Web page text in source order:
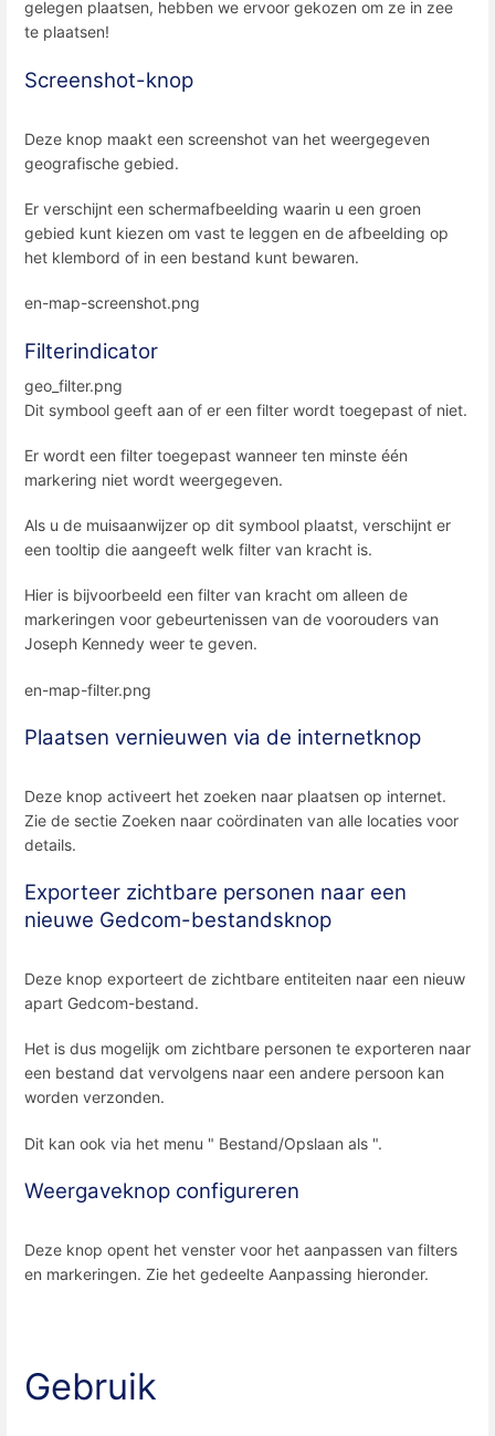
gelegen plaatsen, hebben we ervoor gekozen om ze in zee
te plaatsen!
Screenshot-knop
Deze knop maakt een screenshot van het weergegeven
geografische gebied.
Er verschijnt een schermafbeelding waarin u een groen
gebied kunt kiezen om vast te leggen en de afbeelding op
het klembord of in een bestand kunt bewaren.
en-map-screenshot.png
Filterindicator
geo_filter.png
Dit symbool geeft aan of er een filter wordt toegepast of niet.
Er wordt een filter toegepast wanneer ten minste één
markering niet wordt weergegeven.
Als u de muisaanwijzer op dit symbool plaatst, verschijnt er
een tooltip die aangeeft welk filter van kracht is.
Hier is bijvoorbeeld een filter van kracht om alleen de
markeringen voor gebeurtenissen van de voorouders van
Joseph Kennedy weer te geven.
en-map-filter.png
Plaatsen vernieuwen via de internetknop
Deze knop activeert het zoeken naar plaatsen op internet.
Zie de sectie Zoeken naar coördinaten van alle locaties voor
details.
Exporteer zichtbare personen naar een
nieuwe Gedcom-bestandsknop
Deze knop exporteert de zichtbare entiteiten naar een nieuw
apart Gedcom-bestand.
Het is dus mogelijk om zichtbare personen te exporteren naar
een bestand dat vervolgens naar een andere persoon kan
worden verzonden.
Dit kan ook via het menu " Bestand/Opslaan als ".
Weergaveknop configureren
Deze knop opent het venster voor het aanpassen van filters
en markeringen. Zie het gedeelte Aanpassing hieronder.
Gebruik